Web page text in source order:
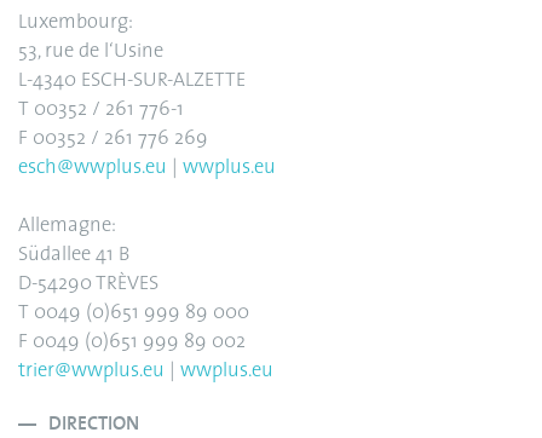
Luxembourg:
53, rue de l‘Usine
L-4340 ESCH-SUR-ALZETTE
T 00352 / 261 776-1
F 00352 / 261 776 269
esch@wwplus.eu
wwplus.eu
Allemagne:
Südallee 41 B
D-54290 TRÈVES
T 0049 (0)651 999 89 000
F 0049 (0)651 999 89 002
trier@wwplus.eu
wwplus.eu
DIRECTION